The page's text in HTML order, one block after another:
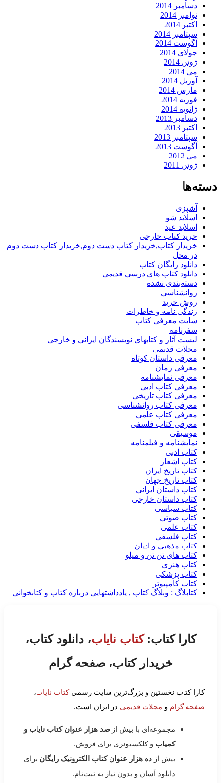
دسامبر 2014
نوامبر 2014
اکتبر 2014
سپتامبر 2014
آگوست 2014
جولای 2014
ژوئن 2014
می 2014
آوریل 2014
مارس 2014
فوریه 2014
ژانویه 2014
دسامبر 2013
اکتبر 2013
سپتامبر 2013
آگوست 2013
می 2012
ژوئن 2011
دسته‌ها
آشپزی
اسلاید شو
اسلاید عید
خرید کتاب خارجی
خریدار کتاب,خریدار کتاب دست دوم,خریدار کتاب دست دوم
در محل
دانلود رایگان کتاب
دانلود کتاب های درسی قدیمی
دسته‌بندی نشده
روانشناسی
روش خرید
زندگی نامه و خاطرات
سایت معرفی کتاب
سفرنامه
لیست آثار و کتابهای نویسندگان ایرانی و خارجی
مجلات قدیمی
معرفی داستان کوتاه
معرفی رمان
معرفی نمایشنامه
معرفی کتاب ادبی
معرفی کتاب تاریخی
معرفی کتاب روانشناسی
معرفی کتاب علمی
معرفی کتاب فلسفی
موسیقی
نمایشنامه و فیلمنامه
کتاب ادبی
کتاب اشعار
کتاب تاریخ ایران
کتاب تاریخ جهان
کتاب داستان ایرانی
کتاب داستان خارجی
کتاب سیاسی
کتاب صوتی
کتاب علمی
کتاب فلسفی
کتاب مذهبی و ادیان
کتاب های تن تن و میلو
کتاب هنری
کتاب پزشکی
کتاب کامپیوتر
کتابلاگ : وبلاگ کتاب , یادداشتهایی درباره کتاب و کتابخوانی
کارا کتاب:کتاب نایاب، دانلود کتاب،
خریدار کتاب، صفحه گرام
کارا کتاب نخستین و بزرگ‌ترین سایت رسمیکتاب نایاب،
صفحه گرام و مجلات قدیمی در ایران است.
مجموعه‌ای با بیش از صد هزار عنوان کتاب نایاب و
کمیاب و کلکسیونری برای فروش.
بیش از ده هزار عنوان کتاب الکترونیک رایگان برای
دانلود آسان و بدون نیاز به ثبت‌نام.